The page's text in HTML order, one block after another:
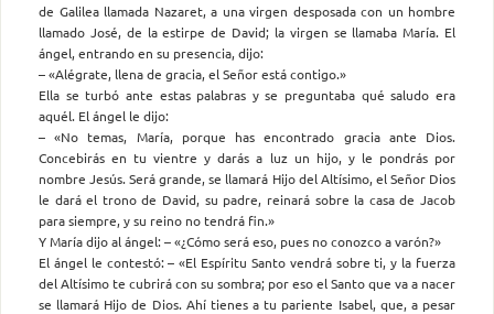
de Galilea llamada Nazaret, a una virgen desposada con un hombre
llamado José, de la estirpe de David; la virgen se llamaba María. El
ángel, entrando en su presencia, dijo:
– «Alégrate, llena de gracia, el Señor está contigo.»
Ella se turbó ante estas palabras y se preguntaba qué saludo era
aquél. El ángel le dijo:
– «No temas, María, porque has encontrado gracia ante Dios.
Concebirás en tu vientre y darás a luz un hijo, y le pondrás por
nombre Jesús. Será grande, se llamará Hijo del Altísimo, el Señor Dios
le dará el trono de David, su padre, reinará sobre la casa de Jacob
para siempre, y su reino no tendrá fin.»
Y María dijo al ángel: – «¿Cómo será eso, pues no conozco a varón?»
El ángel le contestó: – «El Espíritu Santo vendrá sobre ti, y la fuerza
del Altísimo te cubrirá con su sombra; por eso el Santo que va a nacer
se llamará Hijo de Dios. Ahí tienes a tu pariente Isabel, que, a pesar